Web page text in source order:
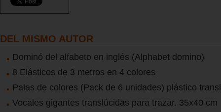
DEL MISMO AUTOR
Dominó del alfabeto en inglés (Alphabet domino)
8 Elásticos de 3 metros en 4 colores
Palas de colores (Pack de 6 unidades) plástico
Vocales gigantes translúcidas para trazar. 35x40 cm